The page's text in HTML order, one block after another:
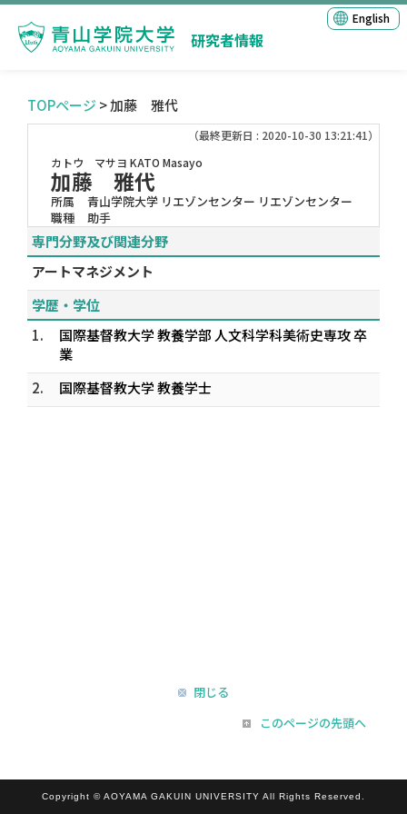
研究者情報
English
TOPページ > 加藤 雅代
（最終更新日 : 2020-10-30 13:21:41）
カトウ マサヨ KATO Masayo
加藤 雅代
所属
青山学院大学 リエゾンセンター リエゾンセンター
職種
助手
専門分野及び関連分野
アートマネジメント
学歴・学位
1.
国際基督教大学 教養学部 人文科学科美術史専攻 卒
業
2.
国際基督教大学 教養学士
閉じる
このページの先頭へ
Copyright © AOYAMA GAKUIN UNIVERSITY All Rights Reserved.